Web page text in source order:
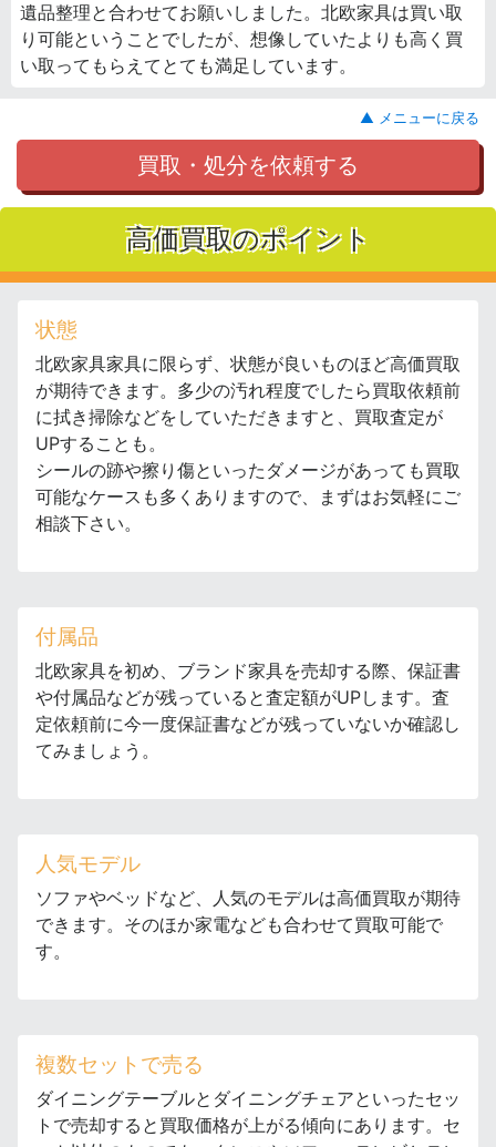
遺品整理と合わせてお願いしました。北欧家具は買い取
り可能ということでしたが、想像していたよりも高く買
い取ってもらえてとても満足しています。
▲ メニューに戻る
買取・処分を依頼する
高価買取のポイント
状態
北欧家具家具に限らず、状態が良いものほど高価買取
が期待できます。多少の汚れ程度でしたら買取依頼前
に拭き掃除などをしていただきますと、買取査定が
UPすることも。
シールの跡や擦り傷といったダメージがあっても買取
可能なケースも多くありますので、まずはお気軽にご
相談下さい。
付属品
北欧家具を初め、ブランド家具を売却する際、保証書
や付属品などが残っていると査定額がUPします。査
定依頼前に今一度保証書などが残っていないか確認し
てみましょう。
人気モデル
ソファやベッドなど、人気のモデルは高価買取が期待
できます。そのほか家電なども合わせて買取可能で
す。
複数セットで売る
ダイニングテーブルとダイニングチェアといったセッ
トで売却すると買取価格が上がる傾向にあります。セ